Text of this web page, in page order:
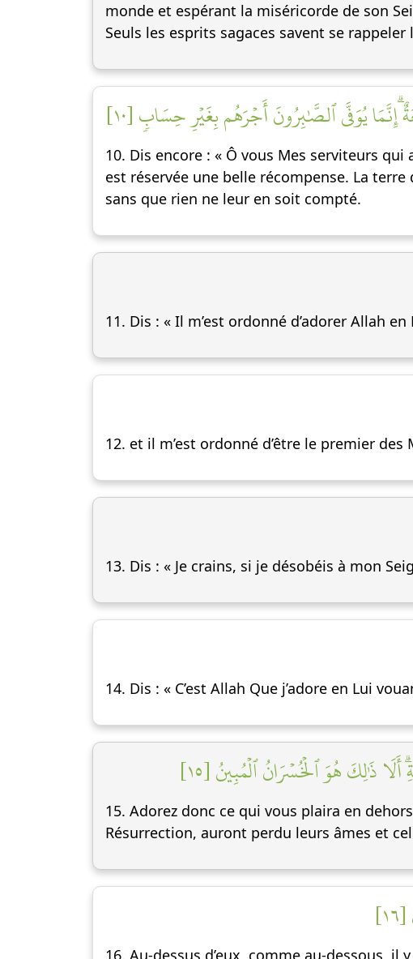
monde et espérant la miséricorde de son
Seuls les esprits sagaces savent se rappeler
يُوَفَّى ٱلصَّٰبِرُونَ أَجۡرَهُم بِغَيۡرِ حِسَابٖ [١٠]
10. Dis encore : « Ô vous Mes serviteurs
est réservée une belle récompense. La
sans que rien ne leur en soit compté.
11. Dis : « Il m’est ordonné d’adorer Allah
12. et il m’est ordonné d’être le premier des
13. Dis : « Je crains, si je désobéis à mon
14. Dis : « C’est Allah Que j’adore en Lui
ذَٰلِكَ هُوَ ٱلۡخُسۡرَانُ ٱلۡمُبِينُ [١٥]
15. Adorez donc ce qui vous plaira en
Résurrection, auront perdu leurs âmes et
16. Au-dessus d’eux, comme au-dessous, il